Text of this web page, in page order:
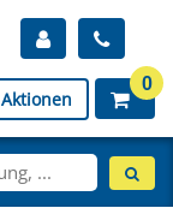
Aktionen
0